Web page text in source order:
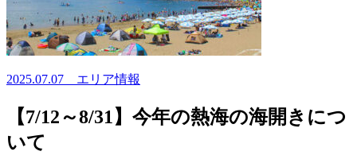
2025.07.07 エリア情報
【7/12～8/31】今年の熱海の海開きにつ
いて